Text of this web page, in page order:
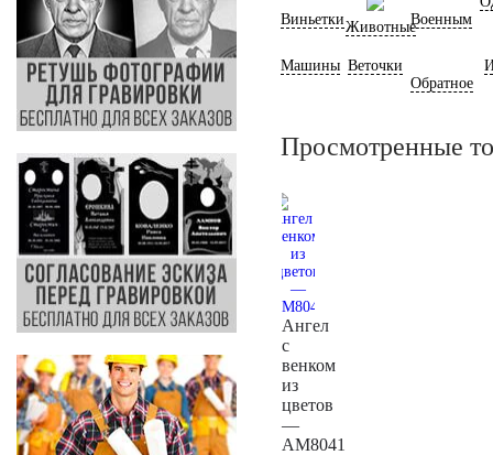
ВиньеткиЖивотныеВоенным
Машины Веточки
Обратное
Просмотренные
Ангел
с
венком
из
цветов
—
AM8041